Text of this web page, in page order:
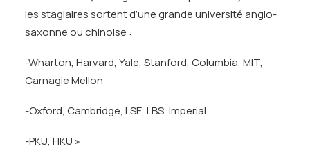
les stagiaires sortent d’une grande université anglo-
saxonne ou chinoise :
-Wharton, Harvard, Yale, Stanford, Columbia, MIT,
Carnagie Mellon
-Oxford, Cambridge, LSE, LBS, Imperial
-PKU, HKU »